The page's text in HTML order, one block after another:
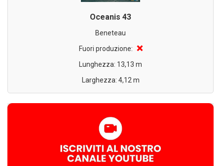
Oceanis 43
Beneteau
Fuori produzione: ❌
Lunghezza: 13,13 m
Larghezza: 4,12 m